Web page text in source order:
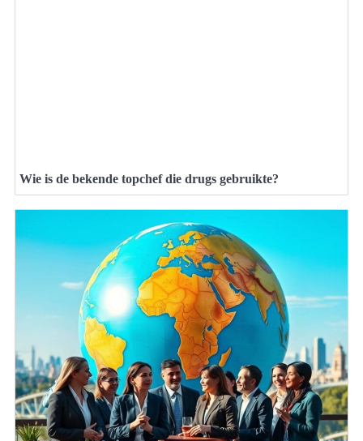
Wie is de bekende topchef die drugs gebruikte?